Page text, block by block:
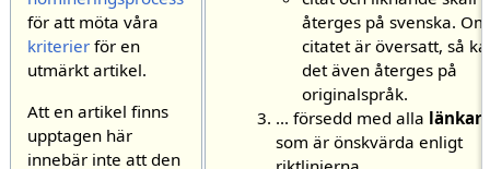
för att möta våra
kriterier för en
utmärkt artikel.
Att en artikel finns
upptagen här
innebär inte att den
återges på svenska. Om
citatet är översatt, så
det även återges på
originalspråk.
... försedd med alla länkar
som är önskvärda enligt